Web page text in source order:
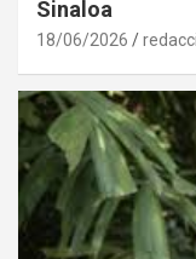
Sinaloa
18/06/2026